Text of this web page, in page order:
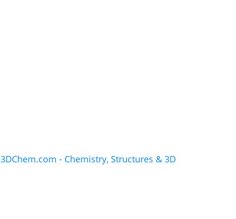
3DChem.com - Chemistry, Structures & 3D